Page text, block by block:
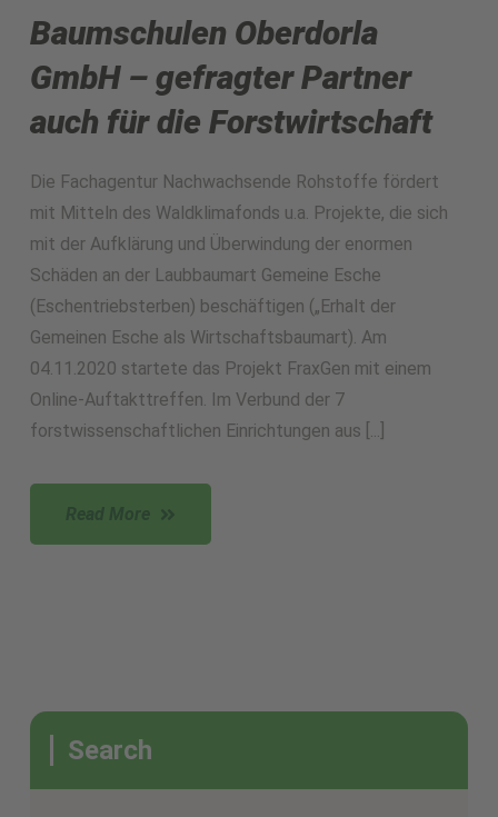
Baumschulen Oberdorla
GmbH – gefragter Partner
auch für die Forstwirtschaft
Die Fachagentur Nachwachsende Rohstoffe fördert
mit Mitteln des Waldklimafonds u.a. Projekte, die sich
mit der Aufklärung und Überwindung der enormen
Schäden an der Laubbaumart Gemeine Esche
(Eschentriebsterben) beschäftigen („Erhalt der
Gemeinen Esche als Wirtschaftsbaumart). Am
04.11.2020 startete das Projekt FraxGen mit einem
Online-Auftakttreffen. Im Verbund der 7
forstwissenschaftlichen Einrichtungen aus [...]
Read More
Search